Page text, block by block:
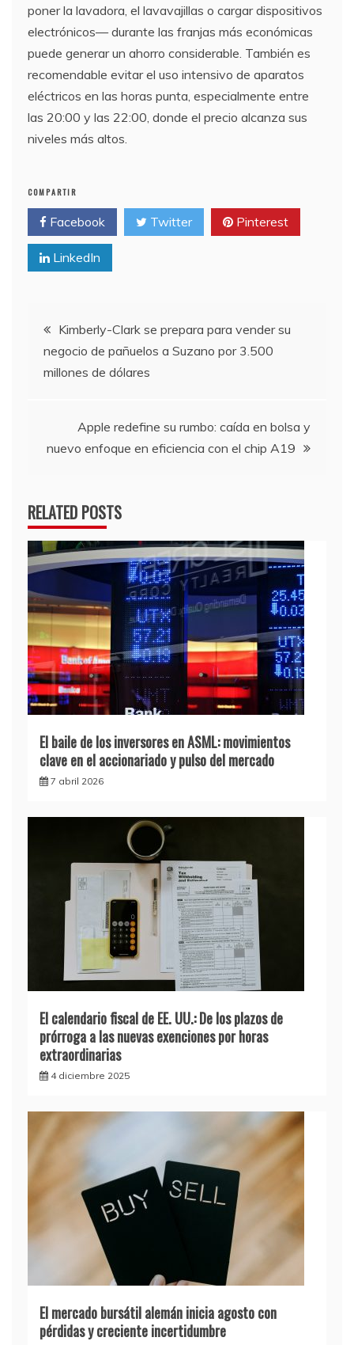
poner la lavadora, el lavavajillas o cargar dispositivos
electrónicos— durante las franjas más económicas
puede generar un ahorro considerable. También es
recomendable evitar el uso intensivo de aparatos
eléctricos en las horas punta, especialmente entre
las 20:00 y las 22:00, donde el precio alcanza sus
niveles más altos.
COMPARTIR
Facebook Twitter Pinterest
LinkedIn
Navegación
de
Kimberly-Clark se prepara para vender su
negocio de pañuelos a Suzano por 3.500
millones de dólares
Apple redefine su rumbo: caída en bolsa y
nuevo enfoque en eficiencia con el chip A19
RELATED POSTS
El baile de los inversores en ASML: movimientos
clave en el accionariado y pulso del mercado
7 abril 2026
El calendario fiscal de EE. UU.: De los plazos de
prórroga a las nuevas exenciones por horas
extraordinarias
4 diciembre 2025
El mercado bursátil alemán inicia agosto con
pérdidas y creciente incertidumbre